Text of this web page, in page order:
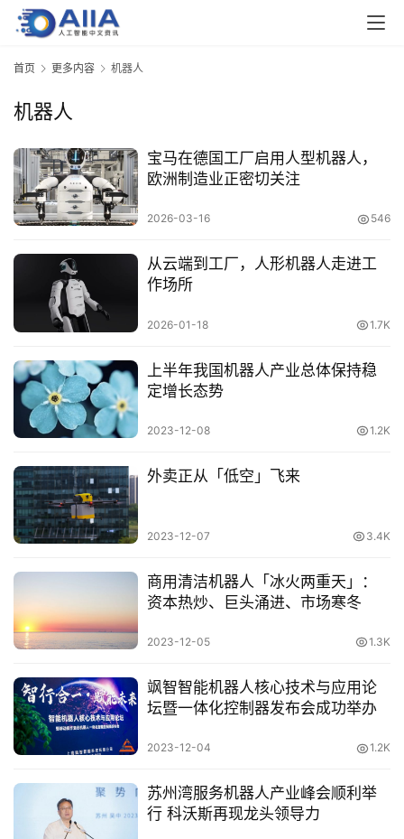
首
首页 更多内容 机器人
机器人
宝马在德国工厂启用人型机器人，
欧洲制造业正密切关注
2026-03-16 546
从云端到工厂，人形机器人走进工
作场所
2026-01-18 1.7K
上半年我国机器人产业总体保持稳
定增长态势
2023-12-08 1.2K
外卖正从「低空」飞来
2023-12-07 3.4K
商用清洁机器人「冰火两重天」：
资本热炒、巨头涌进、市场寒冬
2023-12-05 1.3K
飒智智能机器人核心技术与应用论
坛暨一体化控制器发布会成功举办
2023-12-04 1.2K
苏州湾服务机器人产业峰会顺利举
行 科沃斯再现龙头领导力